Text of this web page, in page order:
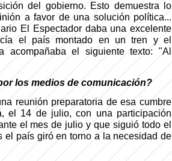
del gobierno. Esto demuestra lo
a favor de una solución política...
El Espectador daba una excelente
el país montado en un tren y el
el siguiente texto: "Al
los medios de comunicación?
reunión preparatoria de esa cumbre
el 14 de julio, con una participación
el mes de julio y que siguió todo el
el país giró en torno a la necesidad de